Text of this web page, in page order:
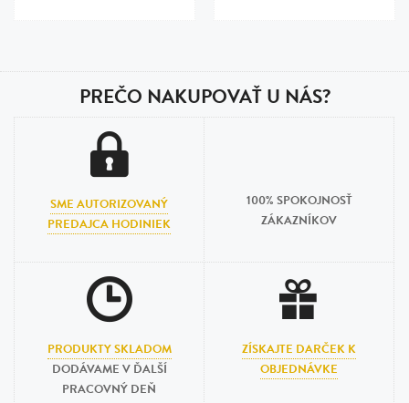
PREČO NAKUPOVAŤ U NÁS?
SME AUTORIZOVANÝ
PREDAJCA HODINIEK
100% SPOKOJNOSŤ
ZÁKAZNÍKOV
PRODUKTY SKLADOM
DODÁVAME V ĎALŠÍ
PRACOVNÝ DEŇ
ZÍSKAJTE DARČEK K
OBJEDNÁVKE